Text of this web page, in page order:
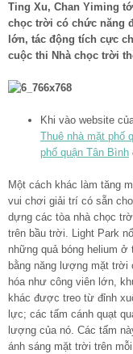
Ting Xu, Chan Yiming
chọc trời có chức năng
lớn, tác động tích cực
cuộc thi Nhà chọc trời
Khi vào website
Thuê nhà mặt phố
phố quận Tân Bình
Một cách khác làm tăng
vui chơi giải trí có sẵn
dựng các tòa nhà chọc
trên bầu trời. Light Park
những quả bóng helium
bằng năng lượng mặt
hóa như công viên lớn,
khác được treo từ đỉnh
lực; các tấm cánh quạt
lượng của nó. Các tấm
ánh sáng mặt trời trên